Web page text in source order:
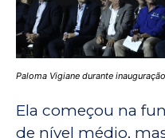
Paloma Vigiane durante
Ela começou na
de nível médio,